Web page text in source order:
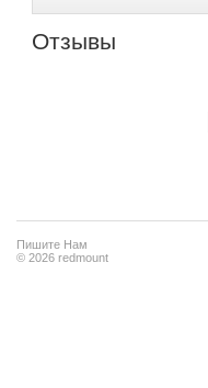
Отзывы
Пишите Нам
© 2026 redmount